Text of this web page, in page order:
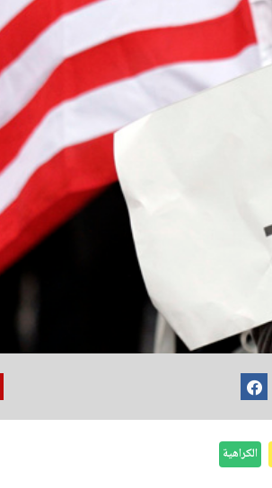
الكراهية